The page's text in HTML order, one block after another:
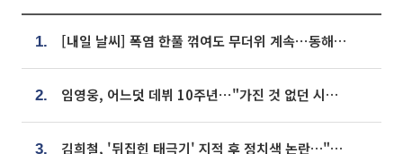
1. [내일 날씨] 폭염 한풀 꺾여도 무더위 계속⋯동해안 이틀 연속 비
2. 임영웅, 어느덧 데뷔 10주년⋯"가진 것 없던 시절, 내 앞엔 20명의 팬뿐"
3. 김희철, '뒤집힌 태극기' 지적 후 정치색 논란…"좌우 떠나 우리나라 국기"